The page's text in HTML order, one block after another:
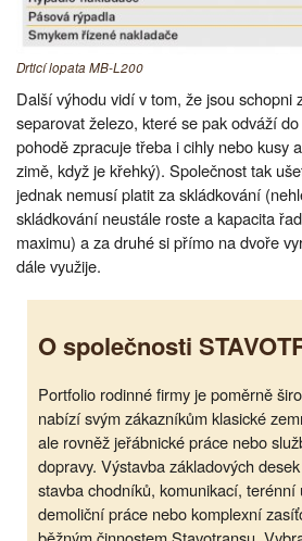
Drticí lopata MB-L200
Další výhodu vidí v tom, že jsou schopni
separovat železo, které se pak odváží
pohodě zpracuje třeba i cihly nebo kusy
zimě, když je křehký). Společnost tak
jednak nemusí platit za skládkování
skládkování neustále roste a kapacita
maximu) a za druhé si přímo na dvoře
dále využije.
O společnosti
Portfolio rodinné firmy je poměrně
nabízí svým zákazníkům klasické
ale rovněž jeřábnické práce nebo
dopravy. Výstavba základových
stavba chodníků, komunikací, terénní
demoliční práce nebo komplexní